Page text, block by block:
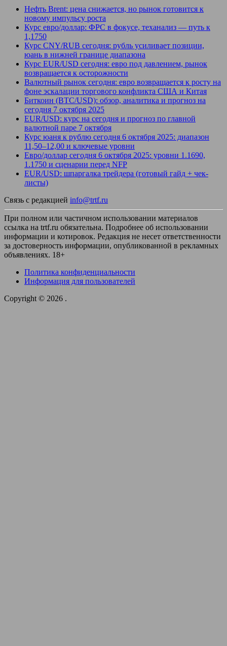
Нефть Brent: цена снижается, но рынок готовится к
новому импульсу роста
Курс евро/доллар: ФРС в фокусе, теханализ — путь к
1,1750
Курс CNY/RUB сегодня: рубль усиливает позиции,
юань в нижней границе диапазона
Курс EUR/USD сегодня: евро под давлением, рынок
возвращается к осторожности
Валютный рынок сегодня: евро возвращается к росту на
фоне эскалации торгового конфликта США и Китая
Биткоин (BTC/USD): обзор, аналитика и прогноз на
сегодня 7 октября 2025
EUR/USD: курс на сегодня и прогноз по главной
валютной паре 7 октября
Курс юаня к рублю сегодня 6 октября 2025: диапазон
11,50–12,00 и ключевые уровни
Евро/доллар сегодня 6 октября 2025: уровни 1.1690,
1.1750 и сценарии перед NFP
EUR/USD: шпаргалка трейдера (готовый гайд + чек-
листы)
Связь с редакцией info@trtf.ru
При полном или частичном использовании материалов
ссылка на trtf.ru обязательна. Подробнее об использовании
информации и котировок. Редакция не несет ответственности
за достоверность информации, опубликованной в рекламных
объявлениях. 18+
Политика конфиденциальности
Информация для пользователей
Copyright © 2026 .